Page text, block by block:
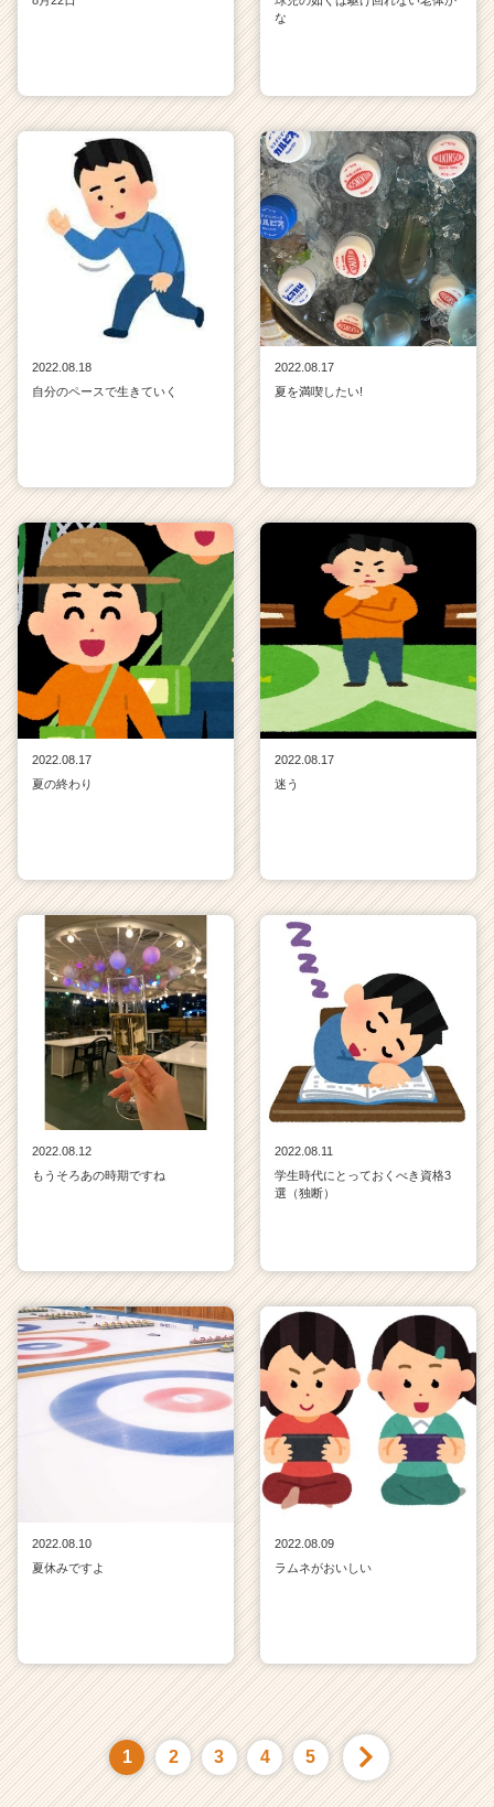
な
2022.08.18
自分のペースで生きていく
2022.08.17
夏を満喫したい!
2022.08.17
夏の終わり
2022.08.17
迷う
2022.08.12
もうそろあの時期ですね
2022.08.11
学生時代にとっておくべき資格3
選（独断）
2022.08.10
夏休みですよ
2022.08.09
ラムネがおいしい
1 2 3 4 5